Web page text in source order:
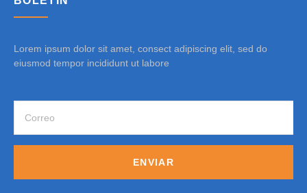
Lorem ipsum dolor sit amet, consect adipiscing elit, sed do
eiusmod tempor incididunt ut labore
ENVIAR